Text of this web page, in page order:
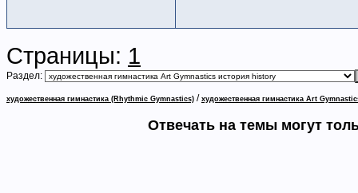
Страницы: 1
Раздел:
художественная гимнастика (Rhythmic Gymnastics) / художественная гимнастика Art
Отвечать на темы могут